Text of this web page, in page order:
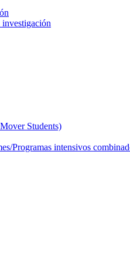
investigación
Students)
Programas intensivos